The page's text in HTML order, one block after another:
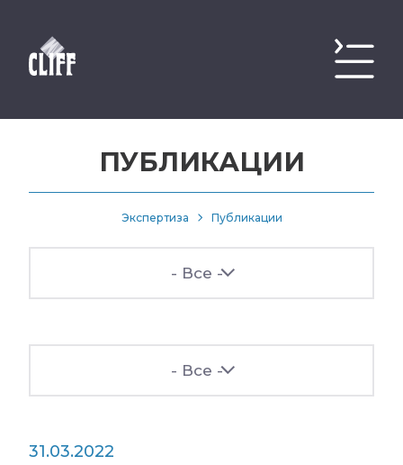
ПУБЛИКАЦИИ
Экспертиза Публикации
- Все -
- Все -
31.03.2022